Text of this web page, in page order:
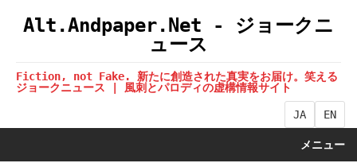
Alt.Andpaper.Net - ジョークニ
ュース
Fiction, not Fake. 新たに創造された真実をお届け。笑える
ジョークニュース | 風刺とパロディの虚構情報サイト
JA EN
メニュー